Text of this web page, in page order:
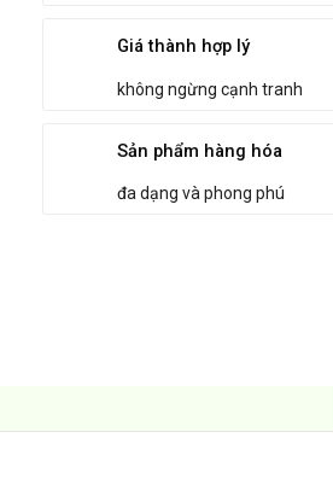
Giá thành hợp lý
không ngừng cạnh tranh
Sản phẩm hàng hóa
đa dạng và phong phú